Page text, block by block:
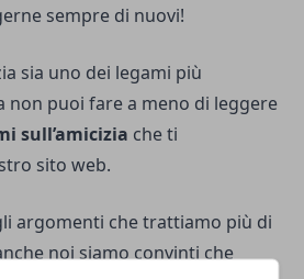
sempre di nuovi!
sia uno dei legami più
non puoi fare a meno di leggere
sull’amicizia che ti
sito web.
argomenti che trattiamo più di
noi siamo convinti che